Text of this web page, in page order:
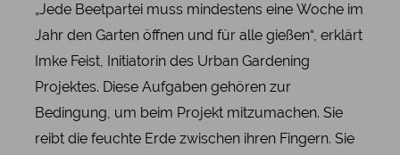
„Jede Beetpartei muss mindestens eine Woche im
Jahr den Garten öffnen und für alle gießen“, erklärt
Imke Feist, Initiatorin des Urban Gardening
Projektes. Diese Aufgaben gehören zur
Bedingung, um beim Projekt mitzumachen. Sie
reibt die feuchte Erde zwischen ihren Fingern. Sie